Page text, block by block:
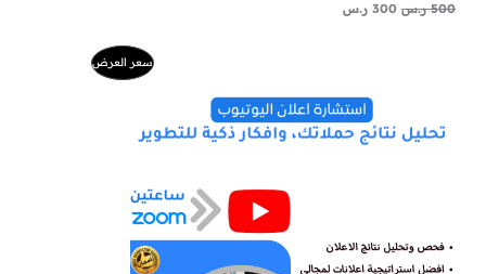
500 ر.س 300 ر.س
سعر العرضمنتج
229 ر.س.